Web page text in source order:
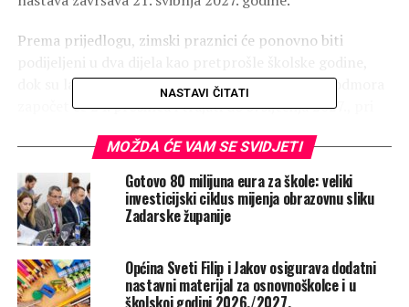
Prema prijedlogu, zimski praznici će ponovno biti
dok su lani bili u jednom dijelu. Prvi dio zimskog odmora
započet će 24. prosinca i trajati do 5. siječnja 2027., pri
zimskog odmora trajat će od 22. do 26. veljače 2027., s
time da nastava počinje 1. ožujka.
Odgovarajući na pitanje zašto je zimski odmor ponovno
podijeljen u dva dijela, Mužinić Bikić rekla je kako su
razmatrali situaciju iz
činjenicu da velik broj državnih praznika iduće školske
godine pada na vikend.
NASTAVI ČITATI
MOŽDA ĆE VAM SE SVIDJETI
Gotovo 80 milijuna eura za škole: veliki
investicijski ciklus mijenja obrazovnu sliku
Zadarske županije
Općina Sveti Filip i Jakov osigurava dodatni
nastavni materijal za osnovnoškolce i u
školskoj godini 2026./2027.